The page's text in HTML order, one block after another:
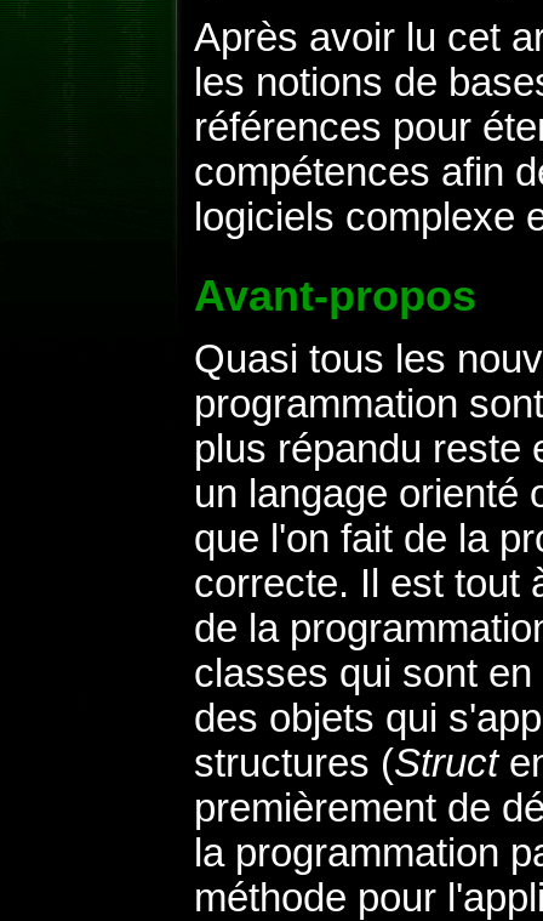
Après avoir lu cet
les notions de
références pour
compétences afin
logiciels complexe
Avant-propos
Quasi tous les
programmation
plus répandu reste
un langage orienté
que l'on fait de la
correcte. Il est tout
de la
classes qui sont
des objets qui
structures (Struct
premièrement de
la programmation
méthode pour